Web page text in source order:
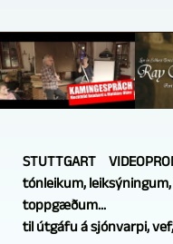
STUTTGART
tónleikum,
toppgæðum...
til útgáfu á sjónvarpi,